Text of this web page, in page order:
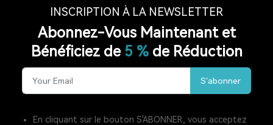
RADIO PORTABLE
RADIO BLUETOOTH POSTE RADIO RADIO SW
RADIO LW RESTAURANT PAGER
SYSTÈME D'APPEL POUR CUISINE INTERPHONE DE FENÊTRE
INSCRIPTION À LA NEWSLETTER
Abonnez-Vous Maintenant et
Bénéficiez de 5 %de Réduction
S'abonner
En cliquant sur le bouton S'ABONNER, vous acceptez